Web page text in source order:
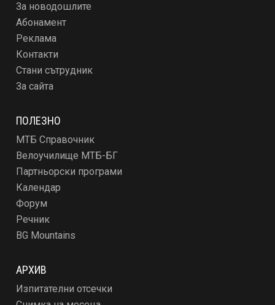
За новодошлите
Абонамент
Реклама
Контакти
Стани сътрудник
За сайта
ПОЛЕЗНО
МТБ Справочник
Велоучилище МТБ-БГ
Партньорски програми
Календар
Форум
Речник
BG Mountains
АРХИВ
Изпитателни отсечки